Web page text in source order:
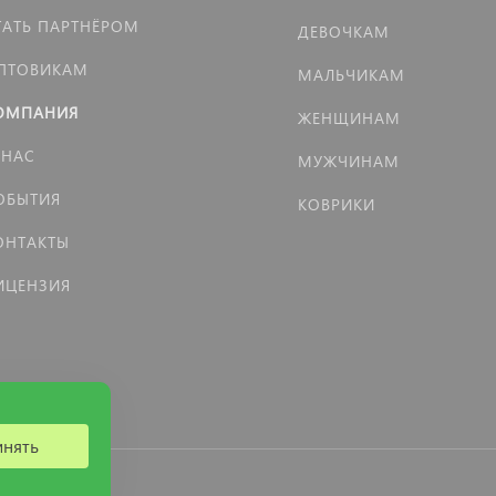
ПАРТНЁРОМ ДЕВОЧКАМ
МАЛЬЧИКАМ
ЖЕНЩИНАМ
МУЖЧИНАМ
КОВРИКИ